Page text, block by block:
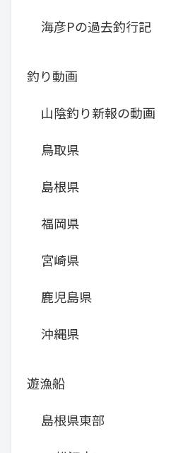
海彦Pの過去釣行記
釣り動画
山陰釣り新報の動画
鳥取県
島根県
福岡県
宮崎県
鹿児島県
沖縄県
遊漁船
島根県東部